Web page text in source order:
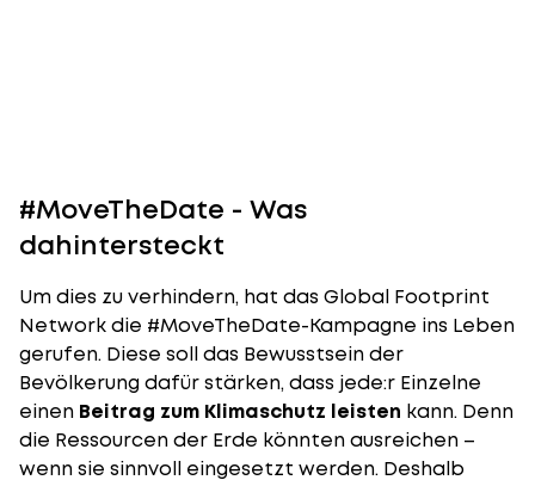
#MoveTheDate - Was
dahintersteckt
Um dies zu verhindern, hat das Global Footprint
Network die #MoveTheDate-Kampagne ins Leben
gerufen. Diese soll das Bewusstsein der
Bevölkerung dafür stärken, dass jede:r Einzelne
einen Beitrag zum Klimaschutz leisten kann. Denn
die Ressourcen der Erde könnten ausreichen –
wenn sie sinnvoll eingesetzt werden. Deshalb